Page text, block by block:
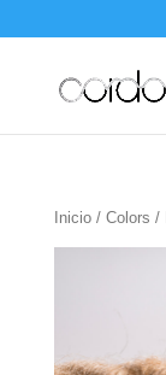
Inicio/ Colors /